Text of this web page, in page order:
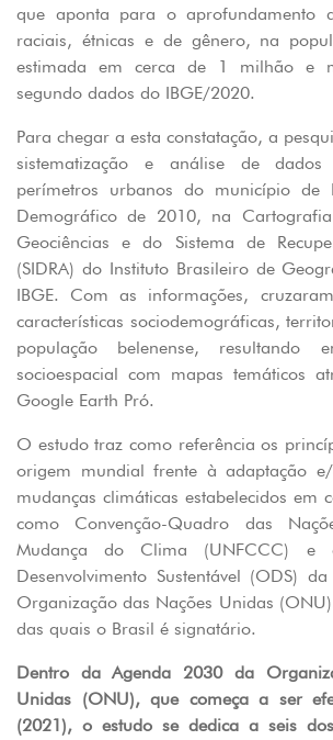
que aponta para o aprofundamento
raciais, étnicas e de gênero, na
estimada em cerca de 1 milhão e
segundo dados do IBGE/2020.
Para chegar a esta constatação, a
sistematização e análise de dados
perímetros urbanos do município de
Demográfico de 2010, na
Geociências e do Sistema de
(SIDRA) do Instituto Brasileiro de
IBGE. Com as informações,
características sociodemográficas,
população belenense, resultando
socioespacial com mapas temáticos
Google Earth Pró.
O estudo traz como referência os
origem mundial frente à adaptação
mudanças climáticas estabelecidos em
como Convenção-Quadro das
Mudança do Clima (UNFCCC) e
Desenvolvimento Sustentável (ODS)
Organização das Nações Unidas
das quais o Brasil é signatário.
Dentro da Agenda 2030 da
Unidas (ONU), que começa a ser
(2021), o estudo se dedica a seis